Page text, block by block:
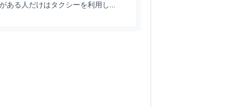
ある人だけはタクシーを利用し...